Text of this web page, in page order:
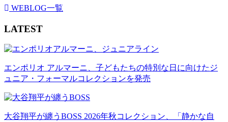
WEBLOG一覧
LATEST
エンポリオ アルマーニ、子どもたちの特別な日に向けたジ
ュニア・フォーマルコレクションを発売
大谷翔平が纏うBOSS 2026年秋コレクション、「静かな自